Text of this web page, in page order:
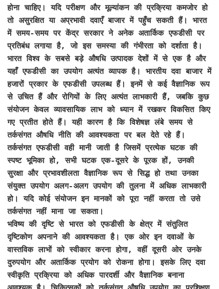
होना चाहिए। यदि परीक्षण और मूल्यांकन की प्रक्रिया कमजोर हो
तो असुरक्षित या अप्रभावी दवाएँ बाजार में पहुँच सकती हैं। भारत
में समय-समय पर केंद्र सरकार ने अनेक अतार्किक एफडीसी पर
प्रतिबंध लगाया है, जो इस समस्या की गंभीरता को दर्शाता है।
भारत विश्व के सबसे बड़े औषधि उत्पादक देशों में से एक है और
यहाँ एफडीसी का उपयोग अत्यंत व्यापक है। भारतीय दवा बाजार में
हजारों प्रकार के एफडीसी उपलब्ध हैं। इनमें से कई वैज्ञानिक रूप
से उचित हैं और रोगियों के लिए अत्यंत लाभकारी हैं, जबकि कुछ
संयोजन केवल व्यावसायिक लाभ को ध्यान में रखकर विकसित किए
गए प्रतीत होते हैं। यही कारण है कि विशेषज्ञ लंबे समय से
तर्कसंगत औषधि नीति की आवश्यकता पर बल देते रहे हैं।
तर्कसंगत एफडीसी वही मानी जाती है जिसमें प्रत्येक घटक की
स्पष्ट भूमिका हो, सभी घटक एक-दूसरे के पूरक हों, उनकी
सुरक्षा और प्रभावशीलता वैज्ञानिक रूप से सिद्ध हो तथा उनका
संयुक्त उपयोग अलग-अलग उपयोग की तुलना में अधिक लाभकारी
हो। यदि कोई संयोजन इन मानकों को पूरा नहीं करता तो उसे
तर्कसंगत नहीं माना जा सकता।
भविष्य की दृष्टि से भारत को एफडीसी के क्षेत्र में संतुलित
दृष्टिकोण अपनाने की आवश्यकता है। एक ओर इन दवाओं के
वास्तविक लाभों को स्वीकार करना होगा, वहीं दूसरी ओर उनके
दुरुपयोग और अतार्किक प्रयोग को रोकना होगा। इसके लिए दवा
स्वीकृति प्रक्रिया को अधिक पारदर्शी और वैज्ञानिक बनाना